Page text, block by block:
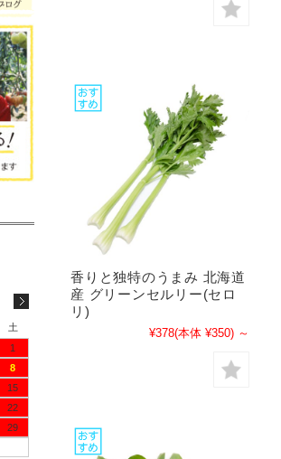
香りと独特のうまみ 北海道
産 グリーンセルリー(セロ
リ)
¥378(本体 ¥350) ～
土
1
8
15
22
29